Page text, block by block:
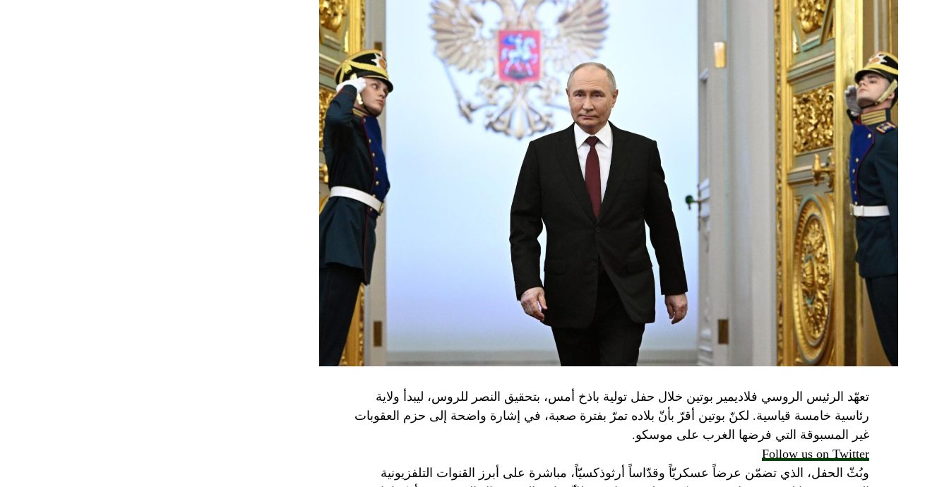
تعهّد الرئيس الروسي فلاديمير بوتين خلال حفل تولية باذخ أمس، بتحقيق النصر للروس، ليبدأ ولاية
رئاسية خامسة قياسية. لكنّ بوتين أقرّ بأنّ بلاده تمرّ بفترة صعبة، في إشارة واضحة إلى حزم العقوبات
غير المسبوقة التي فرضها الغرب على موسكو.
Follow us on Twitter
وبُثّ الحفل، الذي تضمّن عرضاً عسكريّاً وقدّاساً أرثوذكسيّاً، مباشرة على أبرز القنوات التلفزيونية